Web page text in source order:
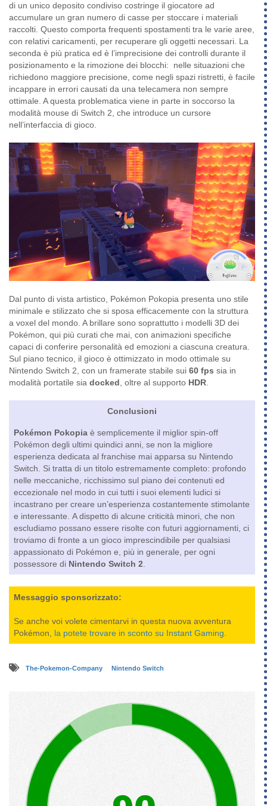
di un unico deposito condiviso costringe il giocatore ad
accumulare un gran numero di casse per stoccare i materiali
raccolti. Questo comporta frequenti spostamenti tra le varie aree,
con relativi caricamenti, per recuperare gli oggetti necessari. La
seconda è più pratica ed è l’imprecisione dei controlli durante il
posizionamento e la rimozione dei blocchi: nelle situazioni che
richiedono maggiore precisione, come negli spazi ristretti, è facile
incappare in errori causati da una telecamera non sempre
ottimale. A questa problematica viene in parte in soccorso la
modalità mouse di Switch 2, che introduce un cursore
nell’interfaccia di gioco.
Dal punto di vista artistico, Pokémon Pokopia presenta uno stile
minimale e stilizzato che si sposa efficacemente con la struttura
a voxel del mondo. A brillare sono soprattutto i modelli 3D dei
Pokémon, qui più curati che mai, con animazioni specifiche
capaci di conferire personalità ed emozioni a ciascuna creatura.
Sul piano tecnico, il gioco è ottimizzato in modo ottimale su
Nintendo Switch 2, con un framerate stabile sui 60 fps sia in
modalità portatile sia docked, oltre al supporto HDR.
Conclusioni
Pokémon Pokopia è semplicemente il miglior spin-off
Pokémon degli ultimi quindici anni, se non la migliore
esperienza dedicata al franchise mai apparsa su Nintendo
Switch. Si tratta di un titolo estremamente completo: profondo
nelle meccaniche, ricchissimo sul piano dei contenuti ed
eccezionale nel modo in cui tutti i suoi elementi ludici si
incastrano per creare un’esperienza costantemente stimolante
e interessante. A dispetto di alcune criticità minori, che non
escludiamo possano essere risolte con futuri aggiornamenti, ci
troviamo di fronte a un gioco imprescindibile per qualsiasi
appassionato di Pokémon e, più in generale, per ogni
possessore di Nintendo Switch 2.
Messaggio sponsorizzato:
Se anche voi volete cimentarvi in questa nuova avventura
Pokémon, la potete trovare in sconto su Instant Gaming.
The-Pokemon-Company Nintendo Switch